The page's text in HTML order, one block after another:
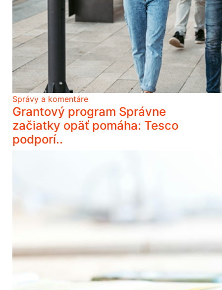
Správy a komentáre
Grantový program Správne
začiatky opäť pomáha: Tesco
podporí..